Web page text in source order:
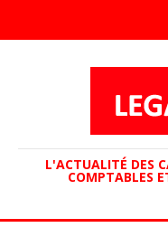
L'ACTUALITÉ DES
COMPTABLES